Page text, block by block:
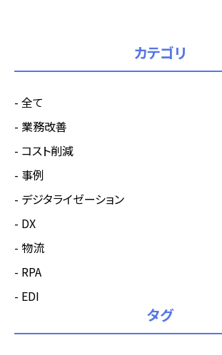
カテゴリ
全て
業務改善
コスト削減
事例
デジタライゼーション
DX
物流
RPA
EDI
タグ